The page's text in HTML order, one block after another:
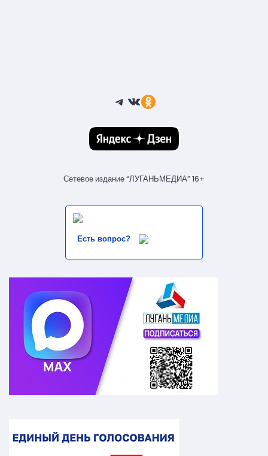
Telegram
ВКонтакте
Ссылка
Сетевое издание “ЛУГАНЬМЕДИА” 16+
Есть вопрос?